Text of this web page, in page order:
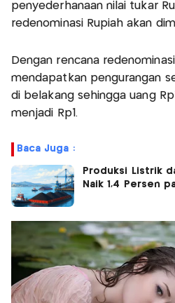
penyederhanaan nilai tukar
redenominasi Rupiah akan
Dengan rencana
mendapatkan pengurangan
di belakang sehingga uang
menjadi Rp1.
Baca Juga :
Produksi Listrik
Naik 1,4 Persen